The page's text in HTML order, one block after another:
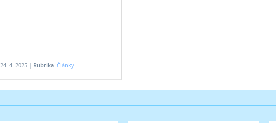
24. 4. 2025 | Rubrika: Články